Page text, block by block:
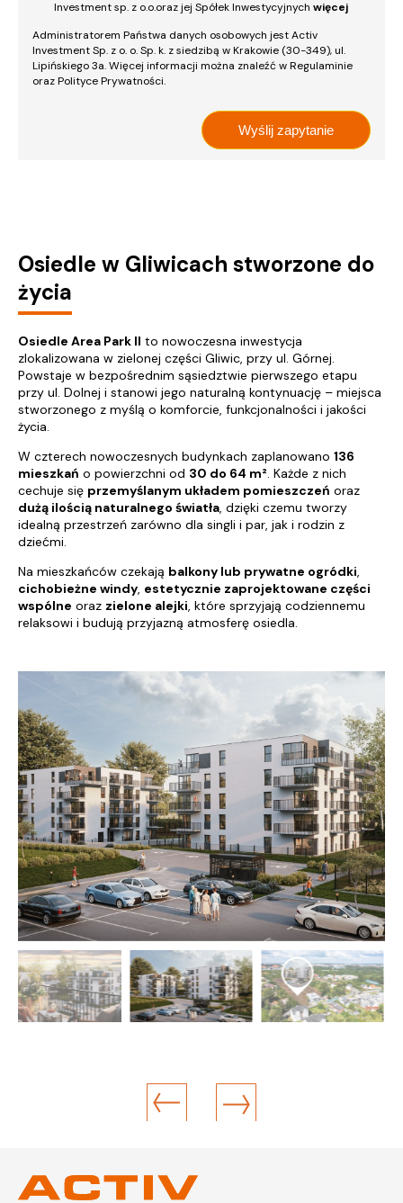
Investment sp. z o.o.oraz jej Spółek Inwestycyjnychwięcej
Administratorem Państwa danych osobowych jest Activ
Investment Sp. z o. o. Sp. k. z siedzibą w Krakowie (30-349), ul.
Lipińskiego 3a. Więcej informacji można znaleźć w Regulaminie
oraz Polityce Prywatności.
Osiedle w Gliwicach stworzone do
życia
Osiedle Area Park II to nowoczesna inwestycja
zlokalizowana w zielonej części Gliwic, przy ul. Górnej.
Powstaje w bezpośrednim sąsiedztwie pierwszego etapu
przy ul. Dolnej i stanowi jego naturalną kontynuację – miejsca
stworzonego z myślą o komforcie, funkcjonalności i jakości
życia.
W czterech nowoczesnych budynkach zaplanowano 136
mieszkań o powierzchni od 30 do 64 m². Każde z nich
cechuje się przemyślanym układem pomieszczeń oraz
dużą ilością naturalnego światła, dzięki czemu tworzy
idealną przestrzeń zarówno dla singli i par, jak i rodzin z
dziećmi.
Na mieszkańców czekają balkony lub prywatne ogródki,
cichobieżne windy, estetycznie zaprojektowane części
wspólne oraz zielone alejki, które sprzyjają codziennemu
relaksowi i budują przyjazną atmosferę osiedla.